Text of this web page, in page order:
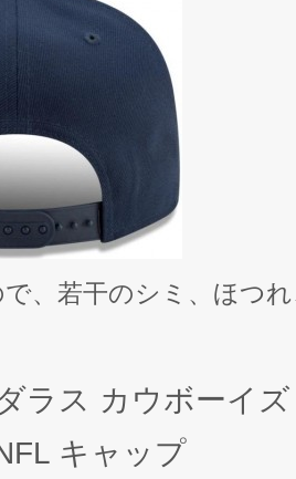
、若干のシミ、ほつ
ラス カウボーイ
キャップ